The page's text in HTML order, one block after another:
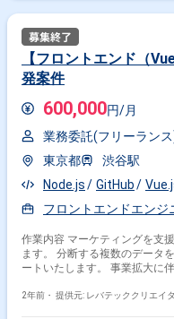
【フロントエンド（
発案件
600,000円/月
業務委託(フリーラン
東京都
渋谷駅
Node.js
GitHub
フロントエンドエンジ
作業内容 マーケティングを支
ます。 分断する複数のデータ
ートいたします。 事業拡大に
ステムのWebコンソールの開発
2年前・ 提供元: レバテッククリエイ